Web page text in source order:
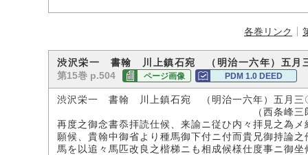
各巻リンク
渋沢栄一 書翰 川上鎮石宛 （明治一六年）五月
第15巻 p.504 ページ画像 PDM 1.0 DEED
渋沢栄一 書翰 川上鎮石宛 （明治一六年）五月三
（西条峰三郎氏所
再度之御念書忝拝読仕候、来諭ニ従ひ内々拝見之為
願候、貴翰中御省より種馬御下付ニ付而貴兄御持論
馬を以追々馬匹改良之楷梯ニも相成候様仕度事ニ御